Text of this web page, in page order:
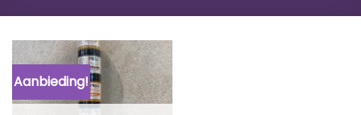
Aanbieding!